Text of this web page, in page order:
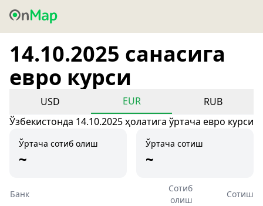
14.10.2025 санасига
евро курси
USD EUR
RUB
Ўзбекистонда 14.10.2025 ҳолатига ўртача евро курси
Ўртача сотиб олиш
~
Ўртача сотиш
~
Банк
Сотиб
олиш
Сотиш